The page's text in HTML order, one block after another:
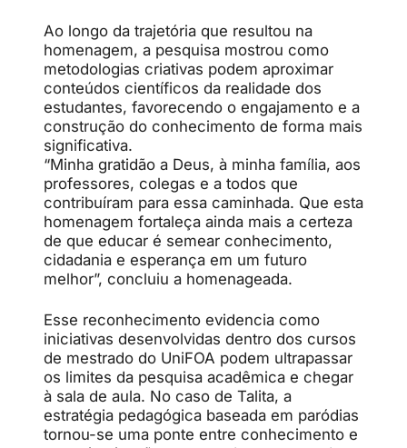
Ao longo da trajetória que resultou na
homenagem, a pesquisa mostrou como
metodologias criativas podem aproximar
conteúdos científicos da realidade dos
estudantes, favorecendo o engajamento e a
construção do conhecimento de forma mais
significativa.
“Minha gratidão a Deus, à minha família, aos
professores, colegas e a todos que
contribuíram para essa caminhada. Que esta
homenagem fortaleça ainda mais a certeza
de que educar é semear conhecimento,
cidadania e esperança em um futuro
melhor”, concluiu a homenageada.
Esse reconhecimento evidencia como
iniciativas desenvolvidas dentro dos cursos
de mestrado do UniFOA podem ultrapassar
os limites da pesquisa acadêmica e chegar
à sala de aula. No caso de Talita, a
estratégia pedagógica baseada em paródias
tornou-se uma ponte entre conhecimento e